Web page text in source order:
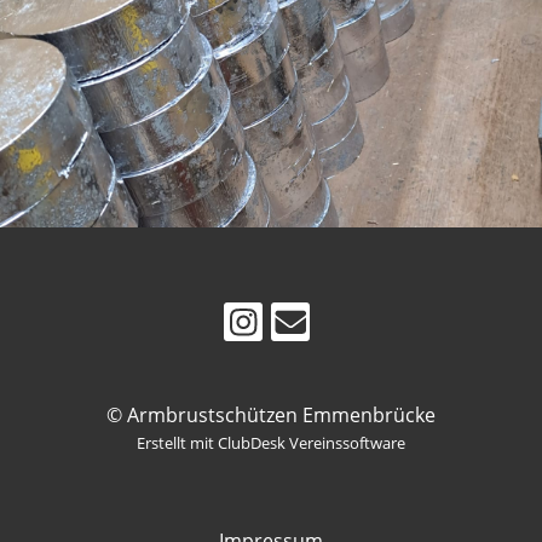
© Armbrustschützen Emmenbrücke
Erstellt mit ClubDesk Vereinssoftware